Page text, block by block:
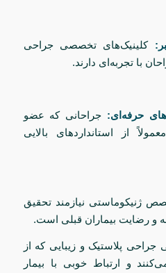
کلینیک‌های تخصصی جراحی
با تجربه‌ای دارند.
حرفه‌ای: جراحانی که عضو
از استانداردهای بالایی
ژنیکوماستی نیازمند تحقیق
و رضایت بیماران قبلی است.
پلاستیک و زیبایی که از
و ارتباط خوبی با بیمار